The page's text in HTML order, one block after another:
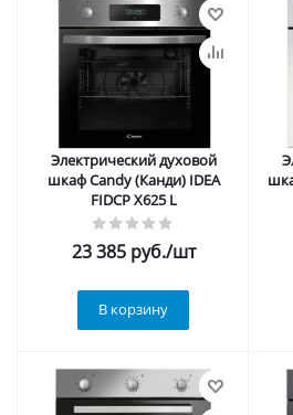
Электрический духовой
шкаф Candy (Канди) IDEA
FIDCP X625 L
23 385руб./шт
В корзину